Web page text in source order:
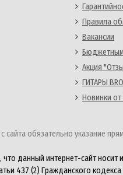
Правила
Вакансии
Бюджетным
Акция
ГИТАРЫ
Новинки от
сайта обязательно указание
данный интернет-сайт носит
437 (2) Гражданского